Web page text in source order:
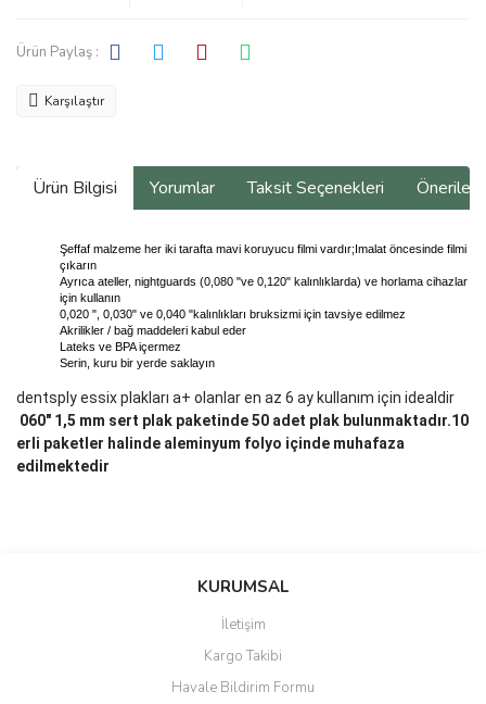
Ürün Paylaş :
Karşılaştır
Ürün Bilgisi Yorumlar Taksit Seçenekleri
Şeffaf malzeme her iki tarafta mavi koruyucu filmi vardır;Imalat öncesinde filmi
çıkarın
Ayrıca ateller, nightguards (0,080 "ve 0,120" kalınlıklarda) ve horlama cihazlar
için kullanın
0,020 ", 0,030" ve 0,040 "kalınlıkları bruksizmi için tavsiye edilmez
Akrilikler / bağ maddeleri kabul eder
Lateks ve BPA içermez
Serin, kuru bir yerde saklayın
dentsply essix plakları a+ olanlar en az 6 ay kullanım için idealdir
060" 1,5 mm sert plak paketinde 50 adet plak bulunmaktadır.10
erli paketler halinde aleminyum folyo içinde muhafaza
edilmektedir
Bu ürüne ilk yorumu siz yapın!
Ürün resmi kalitesiz, bozuk veya görüntülenemiyor.
Ürün açıklamasında eksik bilgiler bulunuyor.
KURUMSAL
İletişim
Kargo Takibi
Havale Bildirim Formu